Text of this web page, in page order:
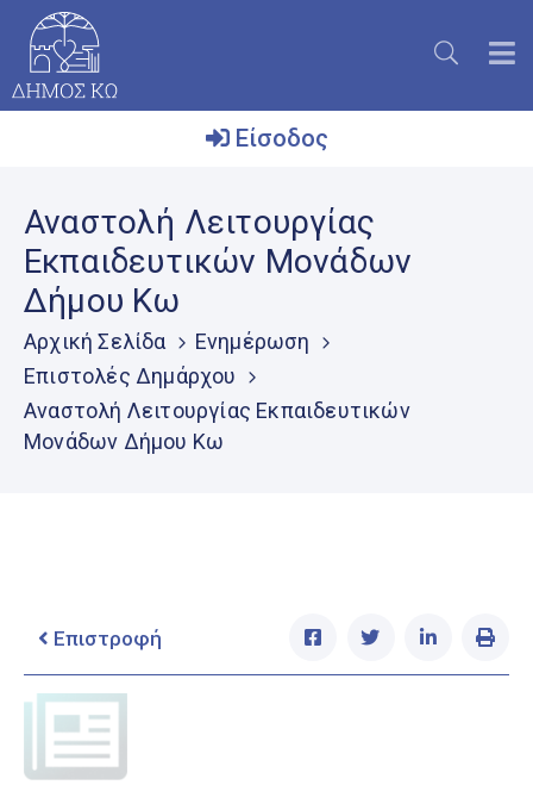
Δήμος
Το
Νησί
Ενημέρωση
Επικοινωνία
Μητρώο
Είσοδος
Αναστολή Λειτουργίας
Εκπαιδευτικών Μονάδων
Δήμου Κω
Αρχική Σελίδα
Ενημέρωση
Επιστολές Δημάρχου
Αναστολή Λειτουργίας Εκπαιδευτικών
Μονάδων Δήμου Κω
Επιστροφή